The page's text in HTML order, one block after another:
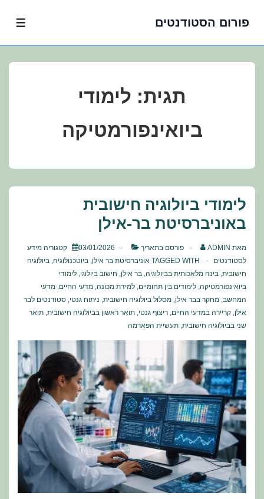
פורום הסטודנטים
תגית: לימודי
ביואינפורמטיקה
לימודי ביולוגיה חישובית
באוניברסיטת בר-אילן
מאת ADMIN פורסם בתאריך 03/01/2026 קטגוריה מידע
לסטודנטים
TAGGED WITH אוניברסיטת בר אילן, ביוטכנולוגיה, ביולוגיה
חישובית, בינה מלאכותית בביולוגיה, בר אילן, חישוב ביולוגי, לימודי
ביואינפורמטיקה, לימודים בין תחומיים, למידת מכונה, מדעי החיים, מדעי
המחשב, מחקר בבר אילן, מסלול ביולוגיה חישובית, ניתוח גנטי, סטודנטים לבר
אילן, קריירה במדעי החיים, ריצוף גנטי, תואר ראשון בביולוגיה חישובית, תואר
שני בביולוגיה חישובית, תעשיית הפארמה